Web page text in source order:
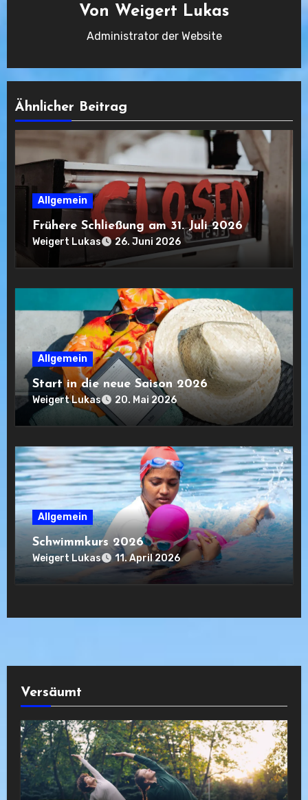
Von Weigert Lukas
Administrator der Website
Ähnlicher Beitrag
Allgemein
Frühere Schließung am 31. Juli 2026
Weigert Lukas 26. Juni 2026
Allgemein
Start in die neue Saison 2026
Weigert Lukas 20. Mai 2026
Allgemein
Schwimmkurs 2026
Weigert Lukas 11. April 2026
Versäumt